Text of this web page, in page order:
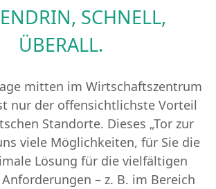
SCHNELL,
ÜBERALL.
mitten im Wirtschaftszentrum
nur der offensichtlichste Vorteil
Standorte. Dieses „Tor zur
viele Möglichkeiten, für Sie die
Lösung für die vielfältigen
­­– z. B. im Bereich